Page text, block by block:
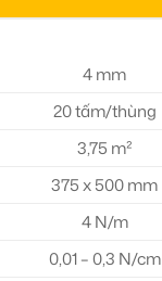
4 mm
20 tấm/thùng
3,75 m²
375 x 500 mm
4 N/m
0,01 – 0,3 N/cm